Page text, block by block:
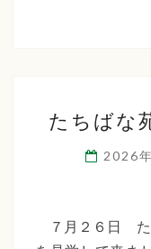
たちばな
2026
７月２６日 た